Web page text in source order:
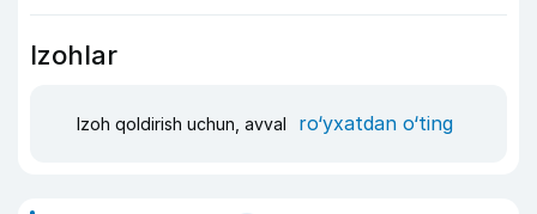
Izohlar
Izoh qoldirish uchun, avval ro‘yxatdan o‘ting